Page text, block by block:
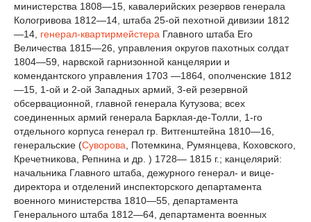
министерства 1808—15, кавалерийских резервов генерала
Кологривова 1812—14, штаба 25-ой пехотной дивизии 1812
—14, генерал-квартирмейстера Главного штаба Его
Величества 1815—26, управления округов пахотных солдат
1804—59, нарвской гарнизонной канцелярии и
комендантского управления 1703 —1864, ополченские 1812
—15, 1-ой и 2-ой Западных армий, 3-ей резервной
обсервационной, главной генерала Кутузова; всех
соединенных армий генерала Барклая-де-Толли, 1-го
отдельного корпуса генерал гр. Витгенштейна 1810—16,
генеральские (Суворова, Потемкина, Румянцева, Коховского,
Кречетникова, Репнина и др. ) 1728— 1815 г.; канцелярий:
начальника Главного штаба, дежурного генерал- и вице-
директора и отделений инспекторского департамента
военного министерства 1810—55, департамента
Генерального штаба 1812—64, департамента военных